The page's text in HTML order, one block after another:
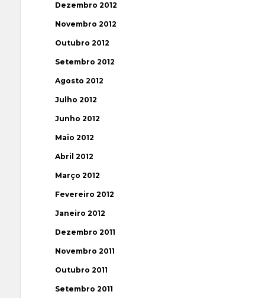
Dezembro 2012
Novembro 2012
Outubro 2012
Setembro 2012
Agosto 2012
Julho 2012
Junho 2012
Maio 2012
Abril 2012
Março 2012
Fevereiro 2012
Janeiro 2012
Dezembro 2011
Novembro 2011
Outubro 2011
Setembro 2011